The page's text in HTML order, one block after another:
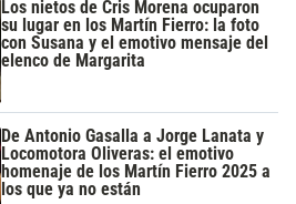
Los nietos de Cris Morena ocuparon
su lugar en los Martín Fierro: la foto
con Susana y el emotivo mensaje del
elenco de Margarita
De Antonio Gasalla a Jorge Lanata y
Locomotora Oliveras: el emotivo
homenaje de los Martín Fierro 2025 a
los que ya no están